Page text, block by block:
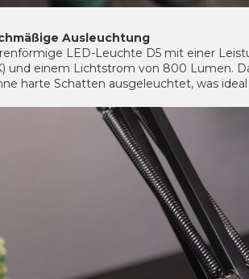
Ausleuchtung
LED-Leuchte D5 mit einer
und einem Lichtstrom von 800 Lumen.
harte Schatten ausgeleuchtet, was